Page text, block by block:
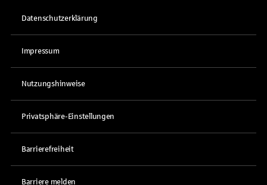
Datenschutzerklärung
Impressum
Nutzungshinweise
Privatsphäre-Einstellungen
Barrierefreiheit
Barriere melden